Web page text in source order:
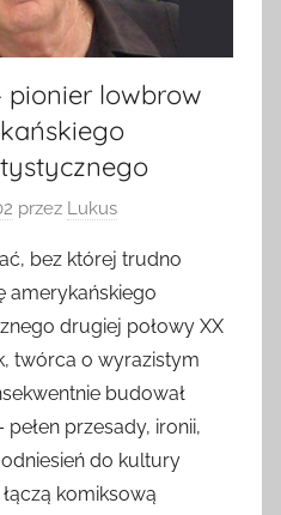
pionier lowbrow
przez Lukus
bez której trudno
amerykańskiego
drugiej połowy XX
twórca o wyrazistym
budował
przesady, ironii,
do kultury
komiksową